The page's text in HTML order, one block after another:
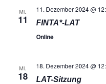
MI.
11
11. Dezember 2024 @
FINTA*-LAT
Online
MI.
18
18. Dezember 2024 @
LAT-Sitzung